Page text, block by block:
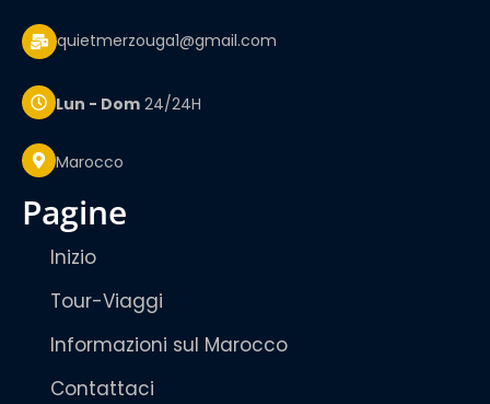
quietmerzouga1@gmail.com
Lun - Dom 24/24H
Marocco
pagine
Inizio
Tour-Viaggi
Informazioni sul Marocco
Contattaci